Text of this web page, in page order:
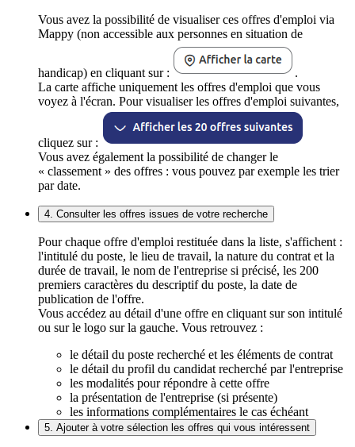
Vous avez la possibilité de visualiser ces offres d'emploi via
Mappy (non accessible aux personnes en situation de
handicap) en cliquant sur :
.
La carte affiche uniquement les offres d'emploi que vous
voyez à l'écran. Pour visualiser les offres d'emploi suivantes,
cliquez sur :
Vous avez également la possibilité de changer le
« classement » des offres : vous pouvez par exemple les trier
par date.
4. Consulter les offres issues de votre recherche
Pour chaque offre d'emploi restituée dans la liste, s'affichent :
l'intitulé du poste, le lieu de travail, la nature du contrat et la
durée de travail, le nom de l'entreprise si précisé, les 200
premiers caractères du descriptif du poste, la date de
publication de l'offre.
Vous accédez au détail d'une offre en cliquant sur son intitulé
ou sur le logo sur la gauche. Vous retrouvez :
le détail du poste recherché et les éléments de contrat
le détail du profil du candidat recherché par l'entreprise
les modalités pour répondre à cette offre
la présentation de l'entreprise (si présente)
les informations complémentaires le cas échéant
5. Ajouter à votre sélection les offres qui vous intéressent